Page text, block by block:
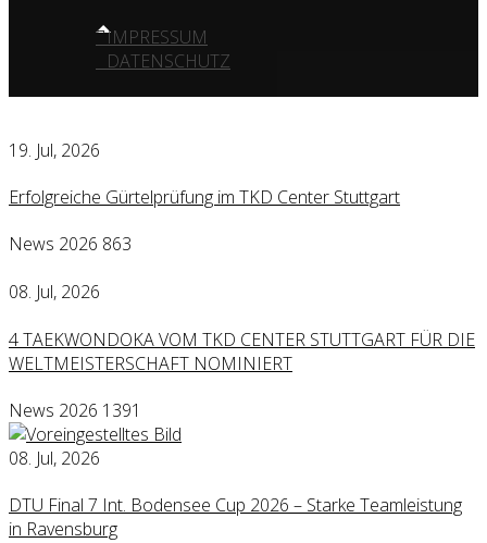
IMPRESSUM
DATENSCHUTZ
19. Jul, 2026
Erfolgreiche Gürtelprüfung im TKD Center Stuttgart
News 2026 863
08. Jul, 2026
4 TAEKWONDOKA VOM TKD CENTER STUTTGART FÜR DIE
WELTMEISTERSCHAFT NOMINIERT
News 2026 1391
08. Jul, 2026
DTU Final 7 Int. Bodensee Cup 2026 – Starke Teamleistung
in Ravensburg